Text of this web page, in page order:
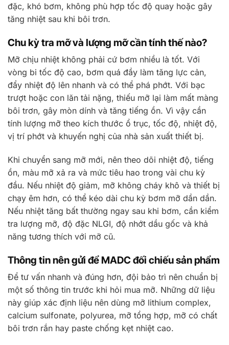
đặc, khó bơm, không phù hợp tốc độ quay hoặc gây
tăng nhiệt sau khi bôi trơn.
Chu kỳ tra mỡ và lượng mỡ cần tính thế nào?
Mỡ chịu nhiệt không phải cứ bơm nhiều là tốt. Với
vòng bi tốc độ cao, bơm quá đầy làm tăng lực cản,
đẩy nhiệt độ lên nhanh và có thể phá phớt. Với bạc
trượt hoặc con lăn tải nặng, thiếu mỡ lại làm mất màng
bôi trơn, gây mòn dính và tăng tiếng ồn. Vì vậy cần
tính lượng mỡ theo kích thước ổ trục, tốc độ, nhiệt độ,
vị trí phớt và khuyến nghị của nhà sản xuất thiết bị.
Khi chuyển sang mỡ mới, nên theo dõi nhiệt độ, tiếng
ồn, màu mỡ xả ra và mức tiêu hao trong vài chu kỳ
đầu. Nếu nhiệt độ giảm, mỡ không cháy khô và thiết bị
chạy êm hơn, có thể kéo dài chu kỳ bơm mỡ dần dần.
Nếu nhiệt tăng bất thường ngay sau khi bơm, cần kiểm
tra lượng mỡ, độ đặc NLGI, độ nhớt dầu gốc và khả
năng tương thích với mỡ cũ.
Thông tin nên gửi để MADC đối chiếu sản phẩm
Để tư vấn nhanh và đúng hơn, đội bảo trì nên chuẩn bị
một số thông tin trước khi hỏi mua mỡ. Những dữ liệu
này giúp xác định liệu nên dùng mỡ lithium complex,
calcium sulfonate, polyurea, mỡ tổng hợp, mỡ có chất
bôi trơn rắn hay paste chống kẹt nhiệt cao.